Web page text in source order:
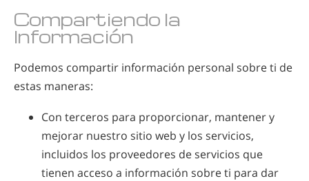
Compartiendo la
Información
Podemos compartir información personal sobre ti de
estas maneras:
Con terceros para proporcionar, mantener y
mejorar nuestro sitio web y los servicios,
incluidos los proveedores de servicios que
tienen acceso a información sobre ti para dar